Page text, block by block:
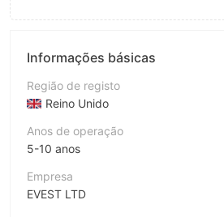
Informações básicas
Região de registo
Reino Unido
Anos de operação
5-10 anos
Empresa
EVEST LTD